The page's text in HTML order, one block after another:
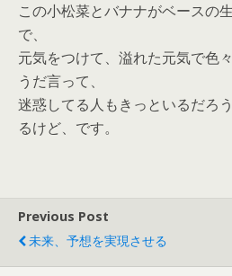
この小松菜とバナナがベースの
で、
元気をつけて、溢れた元気で色
うだ言って、
迷惑してる人もきっといるだろ
るけど、です。
Previous Post
未来、予想を実現させる